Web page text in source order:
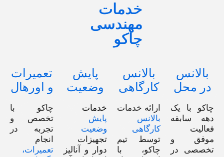
خدمات
مهندسی
چاکو
بالانس
در محل
چاکو با یک
دهه سابقه‌
فعالیت
موفق و
تخصصی در
بالانس
کارگاهی
ارائه خدمات
بالانس
کارگاهی
توسط تیم
چاکو، با
پایش
وضعیت
خدمات
پایش
وضعیت
تجهیزات
دوار و آنالیز
تعمیرات
و اورهال
چاکو با
تخصص و
تجربه در
انجام
تعمیرات،